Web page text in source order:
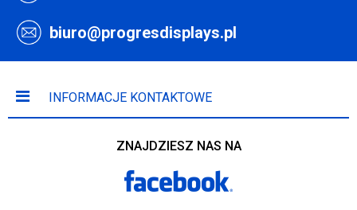
biuro@progresdisplays.pl
INFORMACJE KONTAKTOWE
ZNAJDZIESZ NAS NA